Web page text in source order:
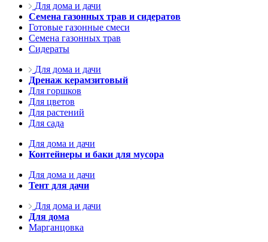
Для дома и дачи
Семена газонных трав и сидератов
Готовые газонные смеси
Семена газонных трав
Сидераты
Для дома и дачи
Дренаж керамзитовый
Для горшков
Для цветов
Для растений
Для сада
Для дома и дачи
Контейнеры и баки для мусора
Для дома и дачи
Тент для дачи
Для дома и дачи
Для дома
Марганцовка